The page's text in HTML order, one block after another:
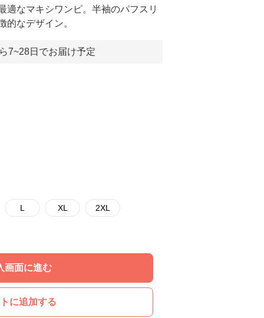
適なマキシワンピ。半袖のパフスリ
的なデザイン。
7~28日でお届け予定
L XL 2XL
画面に進む
に追加する